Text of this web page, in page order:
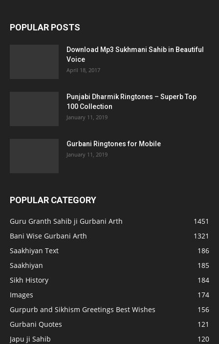
POPULAR POSTS
Download Mp3 Sukhmani Sahib in Beautiful
Voice
April 18, 2017
Punjabi Dharmik Ringtones – Superb Top
100 Collection
January 11, 2019
Gurbani Ringtones for Mobile
January 11, 2019
POPULAR CATEGORY
Guru Granth Sahib ji Gurbani Arth
1451
Bani Wise Gurbani Arth
1321
Saakhiyan Text
186
Saakhiyan
185
Sikh History
184
Images
174
Gurpurb and Sikhism Greetings Best Wishes
156
Gurbani Quotes
121
Japu ji Sahib
120